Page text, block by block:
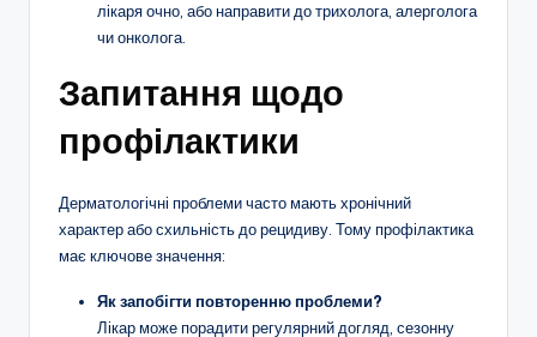
лікаря очно, або направити до трихолога, алерголога
чи онколога.
Запитання щодо
профілактики
Дерматологічні проблеми часто мають хронічний
характер або схильність до рецидиву. Тому профілактика
має ключове значення:
Як запобігти повторенню проблеми?
Лікар може порадити регулярний догляд, сезонну